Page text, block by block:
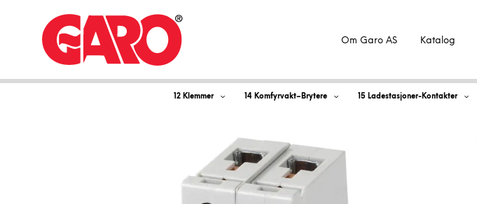
12 Klemmer 14 Komfyrvakt–Brytere 15 Ladestasjoner-Kontakter
Om Garo AS Katalog